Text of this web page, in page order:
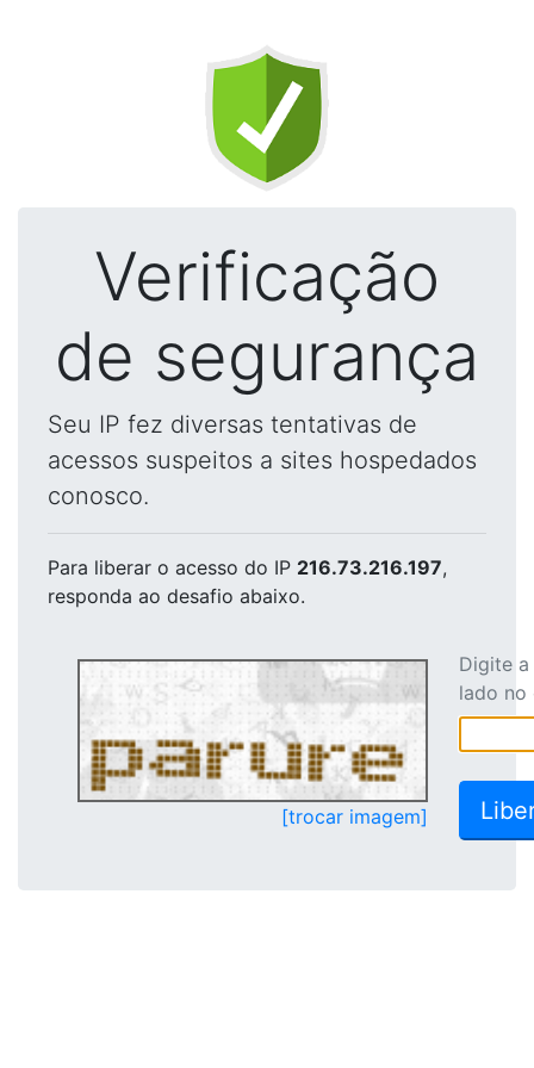
Verificação
de segurança
Seu IP fez diversas tentativas de
acessos suspeitos a sites hospedados
conosco.
Para liberar o acesso do IP 216.73.216.197,
responda ao desafio abaixo.
[trocar imagem]
Digite
lado no